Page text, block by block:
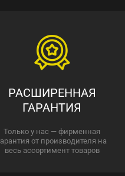
РАСШИРЕННАЯ
ГАРАНТИЯ
Только у нас — фирменная
от производителя на
весь ассортимент товаров